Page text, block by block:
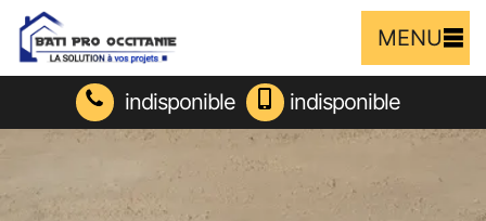
MENU
indisponible indisponible